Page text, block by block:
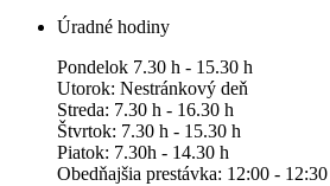
Úradné hodiny
Pondelok 7.30 h - 15.30 h
Utorok: Nestránkový deň
Streda: 7.30 h - 16.30 h
Štvrtok: 7.30 h - 15.30 h
Piatok: 7.30h - 14.30 h
Obedňajšia prestávka: 12:00 - 12:30